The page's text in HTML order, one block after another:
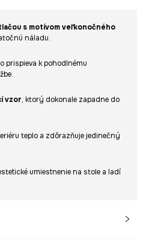
s motívom veľkonočného
náladu.
prispieva k pohodlnému
vzor, ktorý dokonale zapadne do
teplo a zdôrazňuje jedinečný
umiestnenie na stole a ladí